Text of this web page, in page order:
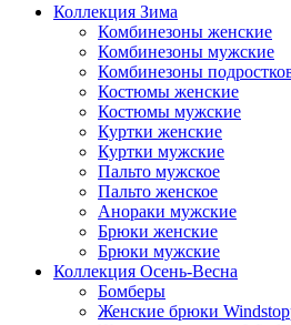
Коллекция Зима
Комбинезоны женские
Комбинезоны мужские
Комбинезоны
Костюмы женские
Костюмы мужские
Куртки женские
Куртки мужские
Пальто мужское
Пальто женское
Анораки мужские
Брюки женские
Брюки мужские
Коллекция Осень-Весна
Бомберы
Женские брюки